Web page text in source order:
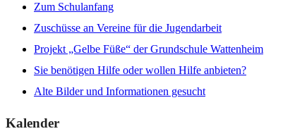
Zum Schulanfang
Zuschüsse an Vereine für die Jugendarbeit
Projekt „Gelbe Füße“ der Grundschule Wattenheim
Sie benötigen Hilfe oder wollen Hilfe anbieten?
Alte Bilder und Informationen gesucht
Kalender